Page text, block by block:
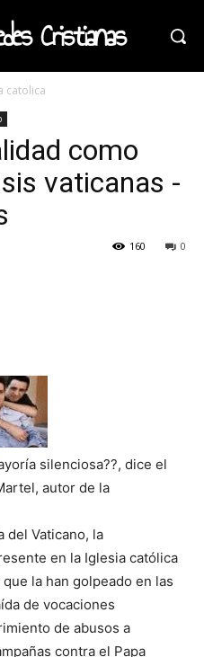
Cristianas
catolica
como
vaticanas -
0
160
silenciosa??, dice el
autor de la
del Vaticano, la
en la Iglesia católica
la han golpeado en las
de vocaciones
de abusos a
contra el Papa